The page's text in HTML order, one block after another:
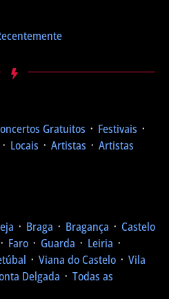
Gratuitos ᛫ Festivais ᛫
᛫ Locais ᛫ Artistas ᛫ Artistas
᛫ Braga ᛫ Bragança ᛫ Castelo
᛫ Faro ᛫ Guarda ᛫ Leiria ᛫
᛫ Viana do Castelo ᛫ Vila
Delgada ᛫ Todas as